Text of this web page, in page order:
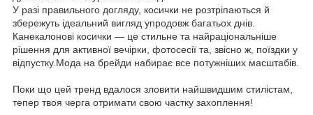
У разі правильного догляду, косички не розтріпаються й
збережуть ідеальний вигляд упродовж багатьох днів.
Канекалонові косички — це стильне та найраціональніше
рішення для активної вечірки, фотосесії та, звісно ж, поїздки у
відпустку.Мода на брейди набирає все потужніших масштабів.
Поки що цей тренд вдалося зловити найшвидшим стилістам,
тепер твоя черга отримати свою частку захоплення!